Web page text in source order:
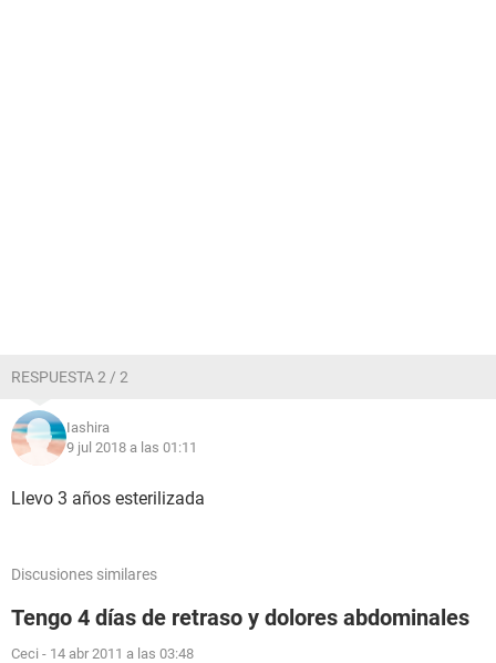
RESPUESTA 2 / 2
Iashira
9 jul 2018 a las 01:11
Llevo 3 años esterilizada
Discusiones similares
Tengo 4 días de retraso y dolores abdominales
Ceci - 14 abr 2011 a las 03:48